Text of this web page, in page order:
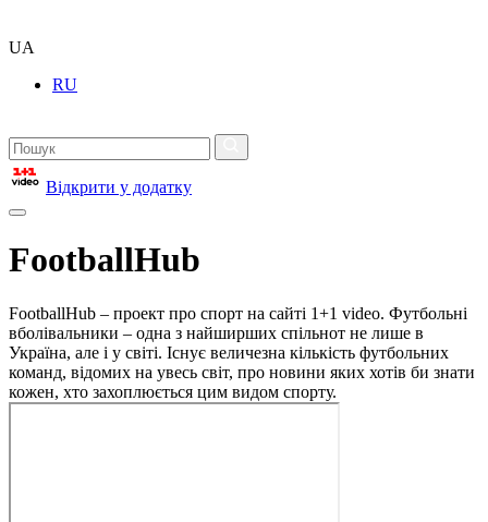
UA
RU
Відкрити у додатку
FootballHub
FootballHub – проект про спорт на сайті 1+1 video. Футбольні
вболівальники – одна з найширших спільнот не лише в
Україна, але і у світі. Існує величезна кількість футбольних
команд, відомих на увесь світ, про новини яких хотів би знати
кожен, хто захоплюється цим видом спорту.